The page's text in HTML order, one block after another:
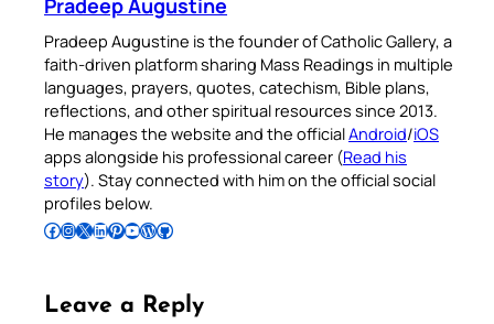
Pradeep Augustine
Pradeep Augustine is the founder of Catholic Gallery, a
faith-driven platform sharing Mass Readings in multiple
languages, prayers, quotes, catechism, Bible plans,
reflections, and other spiritual resources since 2013.
He manages the website and the officialAndroid/iOS
apps alongside his professional career (Read his
story). Stay connected with him on the official social
profiles below.
Follow Pradeep on Facebook Follow Pradeep on InstagramFollow Pradeep on X Follow Pradeep on LinkedIn Follow Pradeep on Pinterest Subscribe to Pradeep’s Youtube Channel Follow Pradeep on WordPress Follow Pradeep on GitHub
Leave a Reply